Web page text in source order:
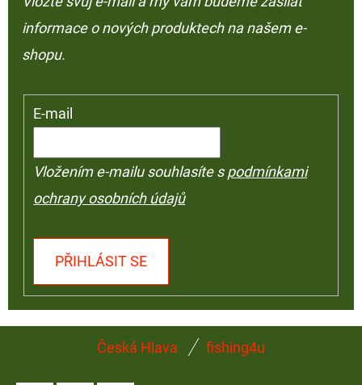
informace o nových produktech na našem e-
shopu.
E-mail
Vložením e-mailu souhlasíte spodmínkami
ochrany osobních údajů
PŘIHLÁSIT SE
Česká Hlava fishing4u